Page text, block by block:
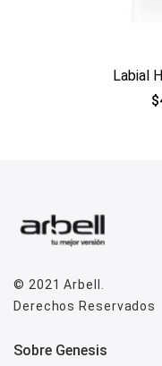
Labial
© 2021Arbell
Derechos Reservados
sobre genesis